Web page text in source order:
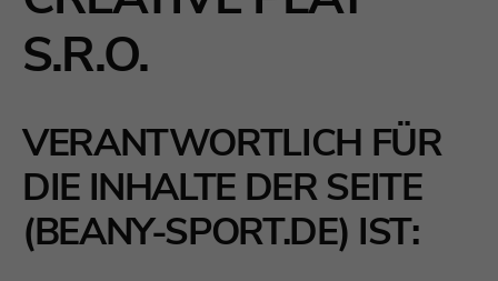
S.R.O.
VERANTWORTLICH FÜR
DIE INHALTE DER SEITE
(BEANY-SPORT.DE) IST: